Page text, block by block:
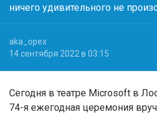
ничего удивительного не
aka_opex
14 сентября 2022 в 03:15
Сегодня в театре Microsoft в
74-я ежегодная церемония